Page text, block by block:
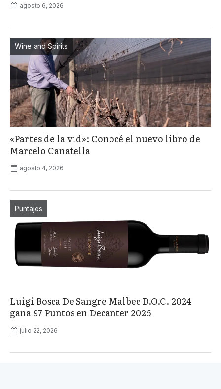
agosto 6, 2026
Wine and Spirits
«Partes de la vid»: Conocé el nuevo libro de
Marcelo Canatella
agosto 4, 2026
Puntajes
Luigi Bosca De Sangre Malbec D.O.C. 2024
gana 97 Puntos en Decanter 2026
julio 22, 2026